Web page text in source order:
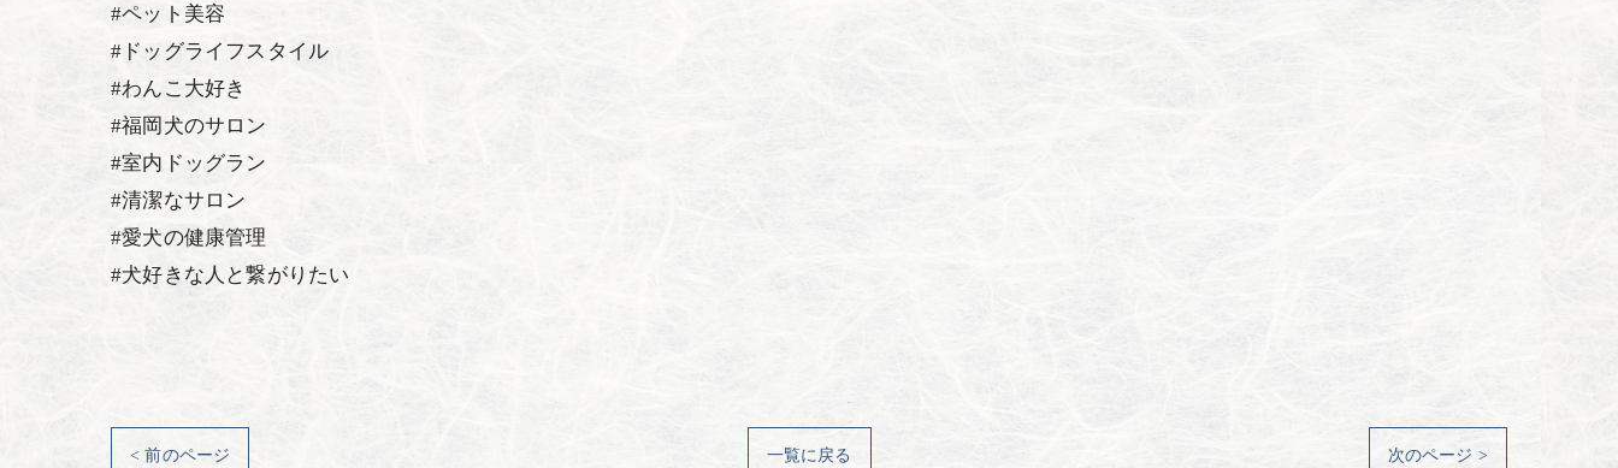
#ペット美容
#ドッグライフスタイル
#わんこ大好き
#福岡犬のサロン
#室内ドッグラン
#清潔なサロン
#愛犬の健康管理
#犬好きな人と繋がりたい
< 前のページ 一覧に戻る 次のページ >